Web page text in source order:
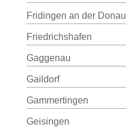
Fridingen an der Donau
Friedrichshafen
Gaggenau
Gaildorf
Gammertingen
Geisingen